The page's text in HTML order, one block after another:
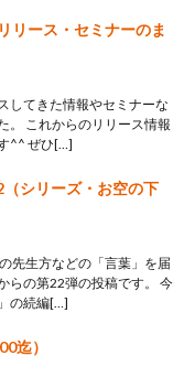
リース・セミナーのま
してきた情報やセミナーな
。 これからのリリース情報
^^ ぜひ[…]
（シリーズ・お空の下
先生方などの「言葉」を届
らの第22弾の投稿です。 今
の続編[…]
迄）